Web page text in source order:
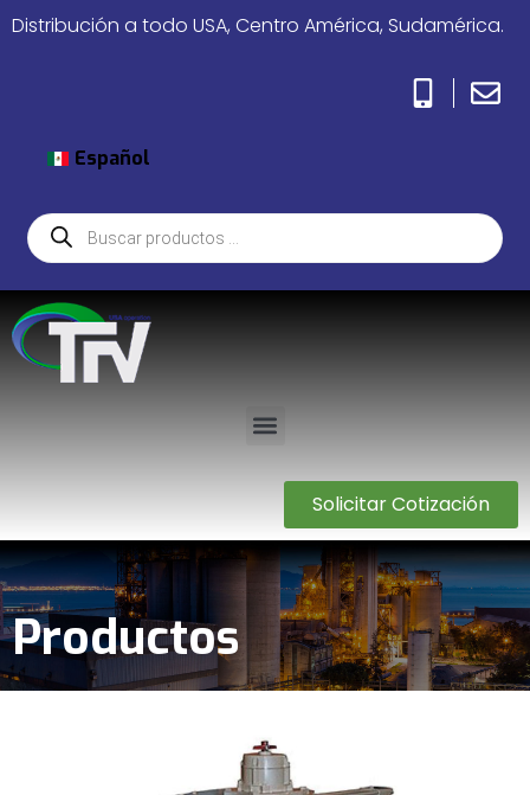
Distribución a todo USA, Centro América, Sudamérica.
Español
Solicitar Cotización
Productos